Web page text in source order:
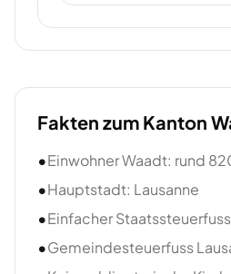
Fakten zum Kanton
•Einwohner Waadt: rund
•Hauptstadt: Lausanne
•Einfacher
•Gemeindesteuerfuss